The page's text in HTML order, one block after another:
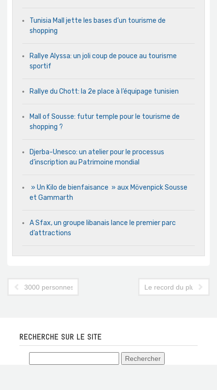
Tunisia Mall jette les bases d’un tourisme de
shopping
Rallye Alyssa: un joli coup de pouce au tourisme
sportif
Rallye du Chott: la 2e place à l’équipage tunisien
Mall of Sousse: futur temple pour le tourisme de
shopping ?
Djerba-Unesco: un atelier pour le processus
d’inscription au Patrimoine mondial
» Un Kilo de bienfaisance » aux Mövenpick Sousse
et Gammarth
A Sfax, un groupe libanais lance le premier parc
d’attractions
3000 personnes attendues au Festival des Oasis de
Le record du plus
RECHERCHE SUR LE SITE